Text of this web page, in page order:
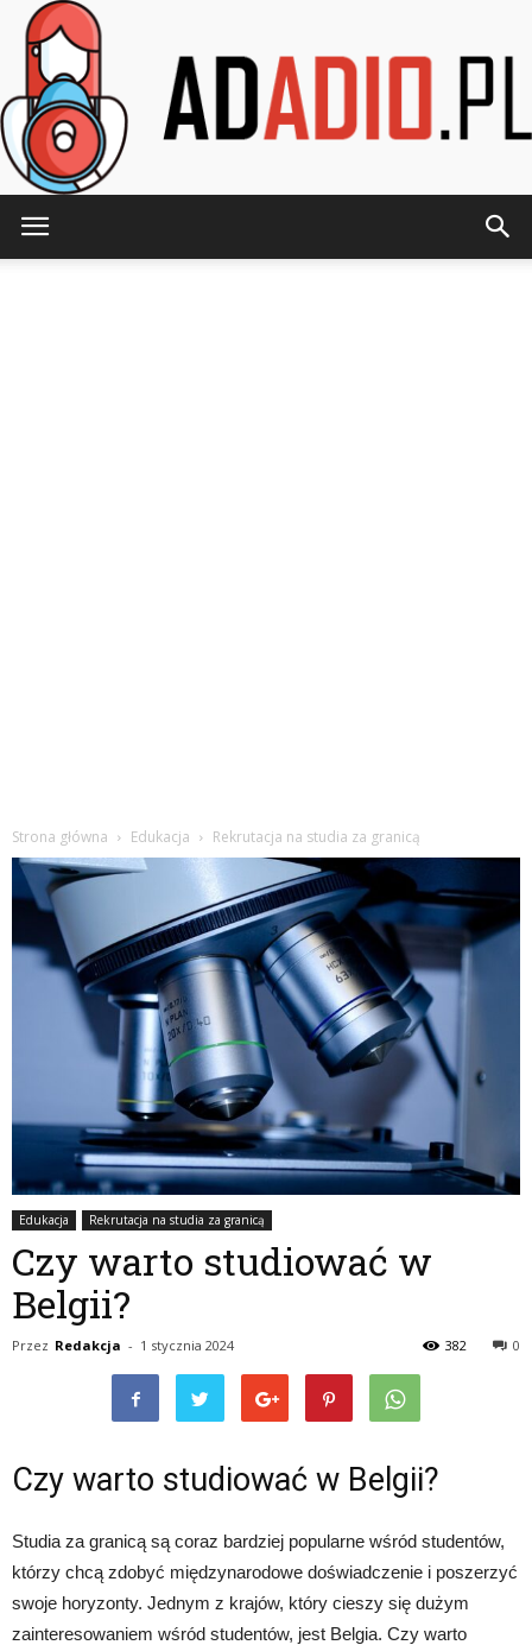
Strona główna Edukacja Rekrutacja na studia za granicą
Edukacja Rekrutacja na studia za granicą
Czy warto studiować w
Belgii?
Przez Redakcja - 1 stycznia 2024 0
382
Czy warto studiować w Belgii?
Studia za granicą są coraz bardziej popularne wśród studentów,
którzy chcą zdobyć międzynarodowe doświadczenie i poszerzyć
swoje horyzonty. Jednym z krajów, który cieszy się dużym
zainteresowaniem wśród studentów, jest Belgia. Czy warto